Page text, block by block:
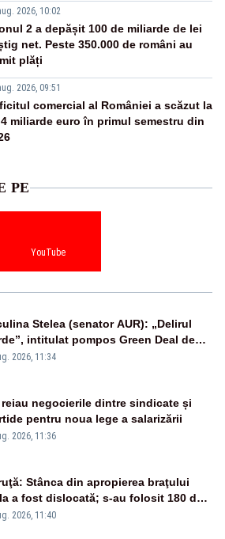
2026, 10:02
2 a depășit 100 de miliarde de lei
net. Peste 350.000 de români au
plăți
2026, 09:51
comercial al României a scăzut la
miliarde euro în primul semestru din
PE
YouTube
Stelea (senator AUR): „Delirul
intitulat pompos Green Deal de
Bruxelles, este în mare măsură
2026, 11:34
reiau negocierile dintre sindicate și
pentru noua lege a salarizării
2026, 11:36
Stânca din apropierea braţului
a fost dislocată; s-au folosit 180 de
de explozibil
2026, 11:40